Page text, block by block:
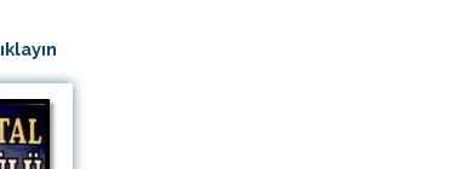
Holdings Berhad
Konferans Salonu
İhale Duyuruları